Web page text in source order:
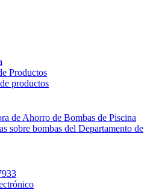
Productos
productos
de Ahorro de Bombas de Piscina
sobre bombas del Departamento de